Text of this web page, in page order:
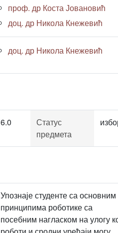
проф. др Коста Јовановић
доц. др Никола Кнежевић
доц. др Никола Кнежевић
6.0
Статус
предмета
Упознаје студенте са основним
принципима роботике са
посебним нагласком на улогу